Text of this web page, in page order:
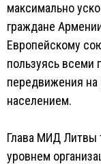
максимально
граждане
Европейскому
пользуясь всеми
передвижения
населением.
Глава МИД Литвы
уровнем